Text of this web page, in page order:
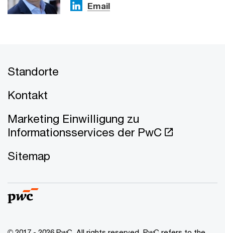
Email
Standorte
Kontakt
Marketing Einwilligung zu
Informationsservices der PwC
Sitemap